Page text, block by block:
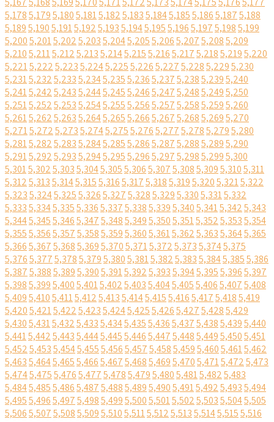
5,1785,1795,1805,1815,1825,1835,1845,1855,1865,1875,188
5,1895,1905,1915,1925,1935,1945,1955,1965,1975,1985,199
5,2005,2015,2025,2035,2045,2055,2065,2075,2085,209
5,2105,2115,2125,2135,2145,2155,2165,2175,2185,2195,220
5,2215,2225,2235,2245,2255,2265,2275,2285,2295,230
5,2315,2325,2335,2345,2355,2365,2375,2385,2395,240
5,2415,2425,2435,2445,2455,2465,2475,2485,2495,250
5,2515,2525,2535,2545,2555,2565,2575,2585,2595,260
5,2615,2625,2635,2645,2655,2665,2675,2685,2695,270
5,2715,2725,2735,2745,2755,2765,2775,2785,2795,280
5,2815,2825,2835,2845,2855,2865,2875,2885,2895,290
5,2915,2925,2935,2945,2955,2965,2975,2985,2995,300
5,3015,3025,3035,3045,3055,3065,3075,3085,3095,3105,311
5,3125,3135,3145,3155,3165,3175,3185,3195,3205,3215,322
5,3235,3245,3255,3265,3275,3285,3295,3305,3315,332
5,3335,3345,3355,3365,3375,3385,3395,3405,3415,3425,343
5,3445,3455,3465,3475,3485,3495,3505,3515,3525,3535,354
5,3555,3565,3575,3585,3595,3605,3615,3625,3635,3645,365
5,3665,3675,3685,3695,3705,3715,3725,3735,3745,375
5,3765,3775,3785,3795,3805,3815,3825,3835,3845,3855,386
5,3875,3885,3895,3905,3915,3925,3935,3945,3955,3965,397
5,3985,3995,4005,4015,4025,4035,4045,4055,4065,4075,408
5,4095,4105,4115,4125,4135,4145,4155,4165,4175,4185,419
5,4205,4215,4225,4235,4245,4255,4265,4275,4285,429
5,4305,4315,4325,4335,4345,4355,4365,4375,4385,4395,440
5,4415,4425,4435,4445,4455,4465,4475,4485,4495,4505,451
5,4525,4535,4545,4555,4565,4575,4585,4595,4605,4615,462
5,4635,4645,4655,4665,4675,4685,4695,4705,4715,4725,473
5,4745,4755,4765,4775,4785,4795,4805,4815,4825,483
5,4845,4855,4865,4875,4885,4895,4905,4915,4925,4935,494
5,4955,4965,4975,4985,4995,5005,5015,5025,5035,5045,505
5,5065,5075,5085,5095,5105,5115,5125,5135,5145,5155,516